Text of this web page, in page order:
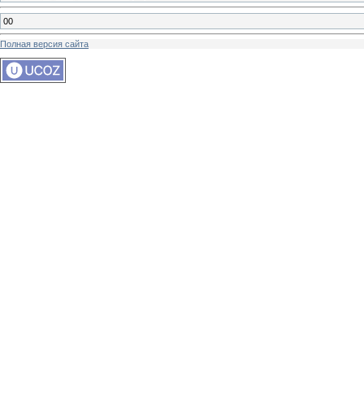
00
Полная версия сайта